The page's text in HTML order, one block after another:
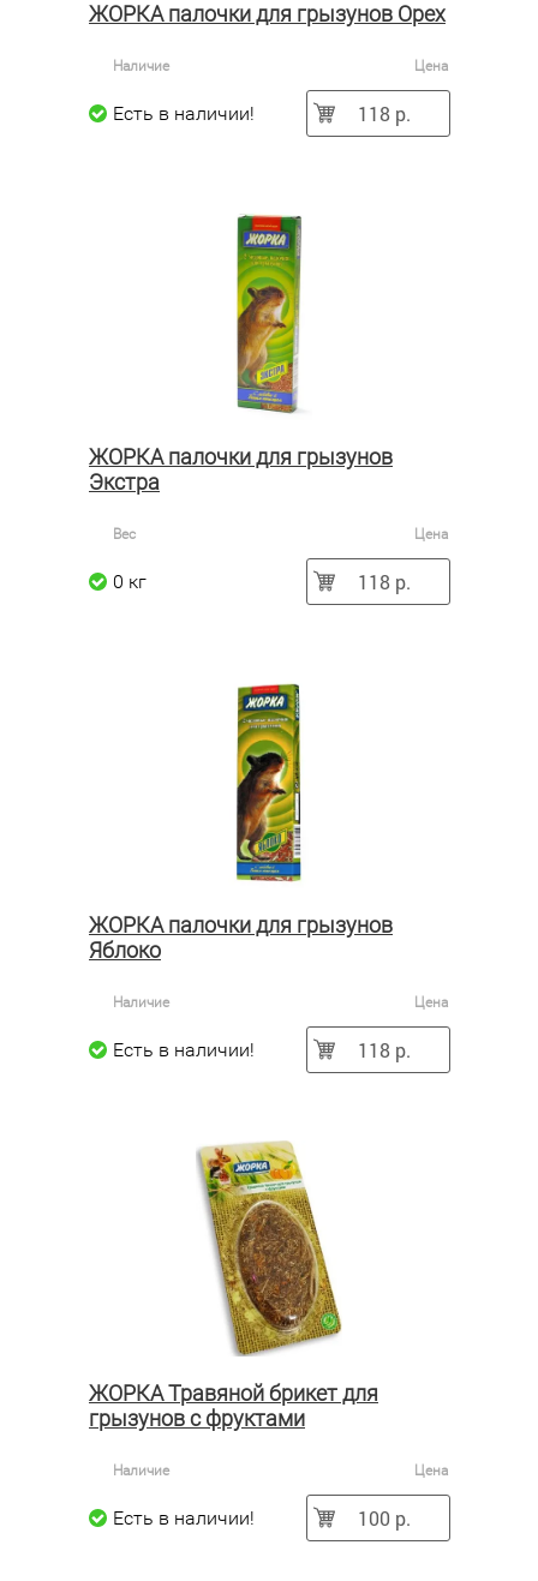
ЖОРКА палочки для грызунов Орех
Наличие Цена
Есть в наличии! 118 р.
ЖОРКА палочки для грызунов
Экстра
Вес Цена
0 кг 118 р.
ЖОРКА палочки для грызунов
Яблоко
Наличие Цена
Есть в наличии! 118 р.
ЖОРКА Травяной брикет для
грызунов с фруктами
Наличие Цена
Есть в наличии! 100 р.